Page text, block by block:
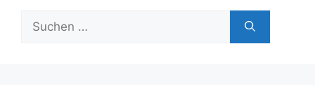
Suchen